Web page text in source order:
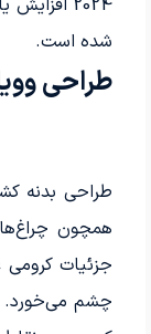
شده است.
طراحی وویا
همچون
جزئیات کرومی
چشم می‌خورد.